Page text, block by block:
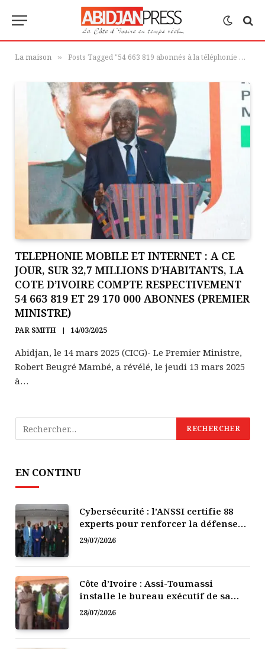
La maison » Posts Tagged "54 663 819 abonnés à la téléphonie mobile"
TELEPHONIE MOBILE ET INTERNET : A CE
JOUR, SUR 32,7 MILLIONS D’HABITANTS, LA
COTE D’IVOIRE COMPTE RESPECTIVEMENT
54 663 819 ET 29 170 000 ABONNES (PREMIER
MINISTRE)
PAR SMITH 14/03/2025
Abidjan, le 14 mars 2025 (CICG)- Le Premier Ministre,
Robert Beugré Mambé, a révélé, le jeudi 13 mars 2025
à…
EN CONTINU
Cybersécurité : l’ANSSI certifie 88
experts pour renforcer la défense
numérique de la Côte d’Ivoire
29/07/2026
Côte d’Ivoire : Assi-Toumassi
installe le bureau exécutif de sa
mutuelle de développement
28/07/2026